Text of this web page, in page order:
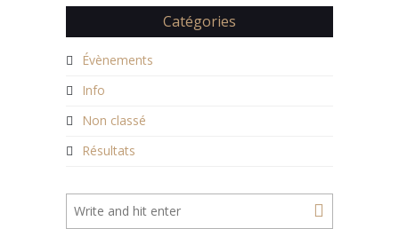
Catégories
Évènements
Info
Non classé
Résultats